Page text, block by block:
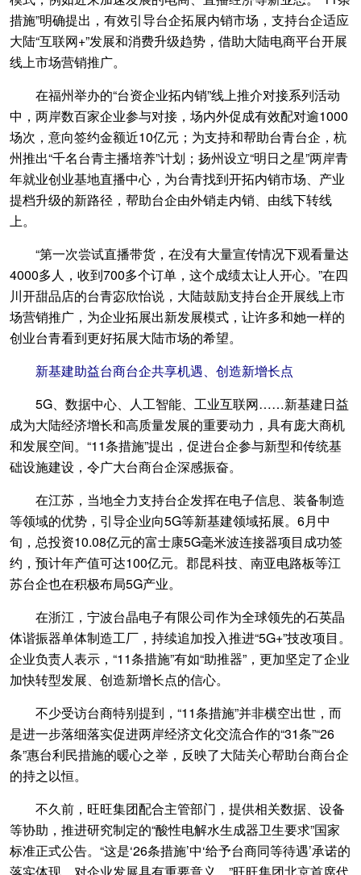
措施”明确提出，有效引导台企拓展内销市场，支持台企适应
大陆“互联网+”发展和消费升级趋势，借助大陆电商平台开展
线上市场营销推广。
在福州举办的“台资企业拓内销”线上推介对接系列活动
中，两岸数百家企业参与对接，场内外促成有效配对逾1000
场次，意向签约金额近10亿元；为支持和帮助台青台企，杭
州推出“千名台青主播培养”计划；扬州设立“明日之星”两岸青
年就业创业基地直播中心，为台青找到开拓内销市场、产业
提档升级的新路径，帮助台企由外销走内销、由线下转线
上。
“第一次尝试直播带货，在没有大量宣传情况下观看量达
4000多人，收到700多个订单，这个成绩太让人开心。”在四
川开甜品店的台青宓欣怡说，大陆鼓励支持台企开展线上市
场营销推广，为企业拓展出新发展模式，让许多和她一样的
创业台青看到更好拓展大陆市场的希望。
新基建助益台商台企共享机遇、创造新增长点
5G、数据中心、人工智能、工业互联网……新基建日益
成为大陆经济增长和高质量发展的重要动力，具有庞大商机
和发展空间。“11条措施”提出，促进台企参与新型和传统基
础设施建设，令广大台商台企深感振奋。
在江苏，当地全力支持台企发挥在电子信息、装备制造
等领域的优势，引导企业向5G等新基建领域拓展。6月中
旬，总投资10.08亿元的富士康5G毫米波连接器项目成功签
约，预计年产值可达100亿元。郡昆科技、南亚电路板等江
苏台企也在积极布局5G产业。
在浙江，宁波台晶电子有限公司作为全球领先的石英晶
体谐振器单体制造工厂，持续追加投入推进“5G+”技改项目。
企业负责人表示，“11条措施”有如“助推器”，更加坚定了企业
加快转型发展、创造新增长点的信心。
不少受访台商特别提到，“11条措施”并非横空出世，而
是进一步落细落实促进两岸经济文化交流合作的“31条”“26
条”惠台利民措施的暖心之举，反映了大陆关心帮助台商台企
的持之以恒。
不久前，旺旺集团配合主管部门，提供相关数据、设备
等协助，推进研究制定的“酸性电解水生成器卫生要求”国家
标准正式公告。“这是‘26条措施’中‘给予台商同等待遇’承诺的